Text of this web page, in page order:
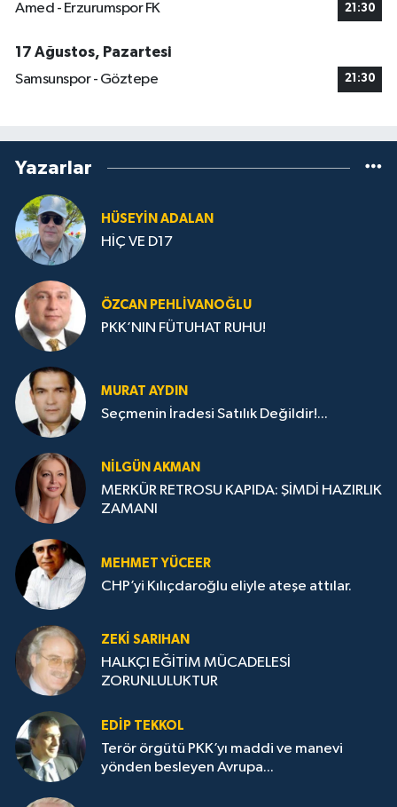
Amed - Erzurumspor FK 21:30
17 Ağustos, Pazartesi
Samsunspor - Göztepe
21:30
Yazarlar
HÜSEYIN ADALAN
HİÇ VE D17
ÖZCAN PEHLIVANOĞLU
PKK’NIN FÜTUHAT RUHU!
MURAT AYDIN
Seçmenin İradesi Satılık Değildir!...
NILGÜN AKMAN
MERKÜR RETROSU KAPIDA: ŞİMDİ HAZIRLIK
ZAMANI
MEHMET YÜCEER
CHP’yi Kılıçdaroğlu eliyle ateşe attılar.
ZEKI SARIHAN
HALKÇI EĞİTİM MÜCADELESİ
ZORUNLULUKTUR
EDIP TEKKOL
Terör örgütü PKK’yı maddi ve manevi
yönden besleyen Avrupa...